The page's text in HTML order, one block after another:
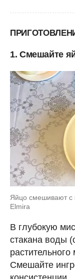
1. Смешайте
Яйцо смешивают с
Elmira
В глубокую
стакана воды
Смешайте